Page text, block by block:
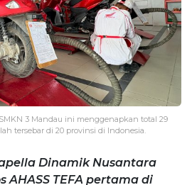
3 Mandau ini menggenapkan total 29
tersebar di 20 provinsi di Indonesia.
Dinamik Nusantara
AHASS TEFA pertama di